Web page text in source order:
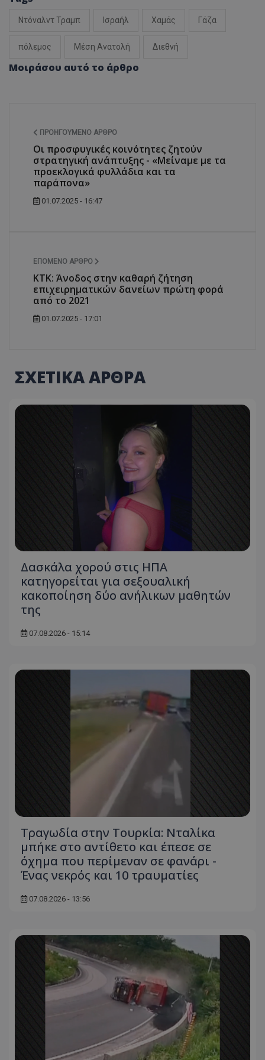
Ντόναλντ Τραμπ Ισραήλ Χαμάς Γάζα
πόλεμος Μέση Ανατολή Διεθνή
Μοιράσου αυτό το άρθρο
ΠΡΟΗΓΟΎΜΕΝΟ ΆΡΘΡΟ
Οι προσφυγικές κοινότητες ζητούν
στρατηγική ανάπτυξης - «Μείναμε με τα
προεκλογικά φυλλάδια και τα
παράπονα»
01.07.2025 - 16:47
ΕΠΌΜΕΝΟ ΆΡΘΡΟ
ΚΤΚ: Άνοδος στην καθαρή ζήτηση
επιχειρηματικών δανείων πρώτη φορά
από το 2021
01.07.2025 - 17:01
ΣΧΕΤΙΚΑ ΑΡΘΡΑ
Δασκάλα χορού στις ΗΠΑ
κατηγορείται για σεξουαλική
κακοποίηση δύο ανήλικων μαθητών
της
07.08.2026 - 15:14
Τραγωδία στην Τουρκία: Νταλίκα
μπήκε στο αντίθετο και έπεσε σε
όχημα που περίμεναν σε φανάρι -
Ένας νεκρός και 10 τραυματίες
07.08.2026 - 13:56